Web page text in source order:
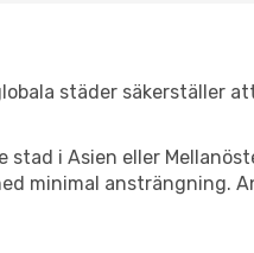
städer säkerställer
i Asien eller
minimal ansträngning.